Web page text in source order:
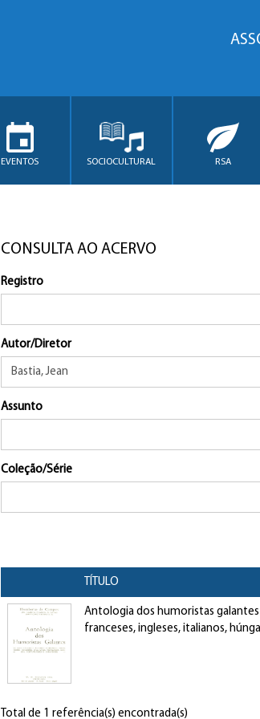
EVENTOS SOCIOCULTURAL RSA
CONSULTA AO ACERVO
Registro
Autor/Diretor
Assunto
Coleção/Série
TÍTULO
Antologia dos humoristas
franceses, ingleses, italianos,
Total de 1 referência(s) encontrada(s)